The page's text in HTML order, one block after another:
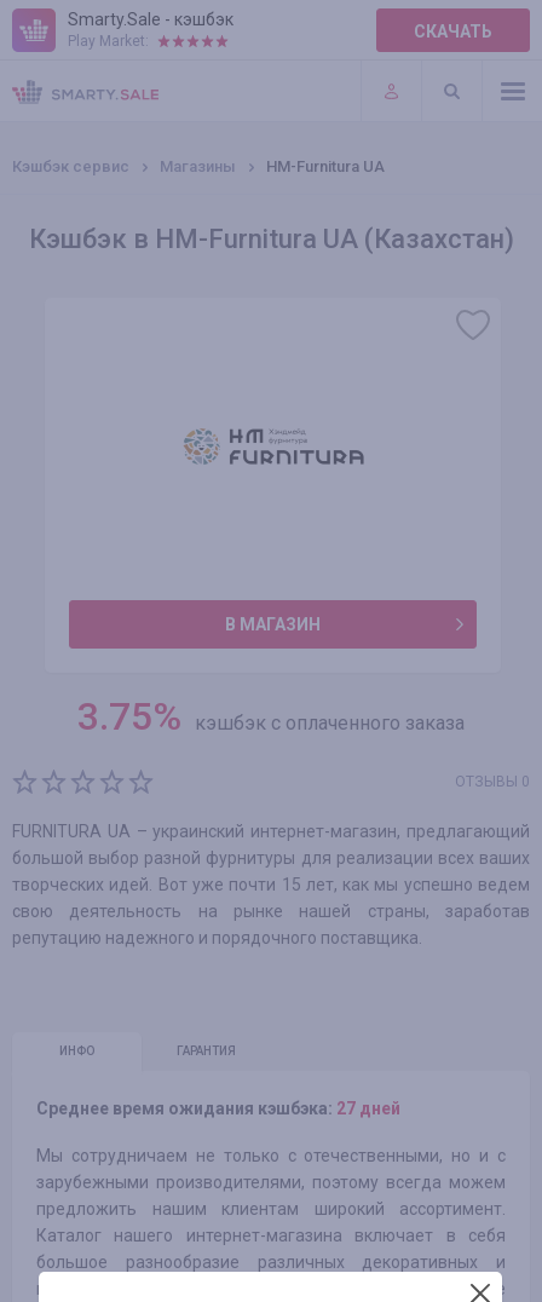
Smarty.Sale - кэшбэк
Play Market: СКАЧАТЬ
ПРАВИЛА
ПЛАГИНЫ
Кэшбэк сервис Магазины HM-Furnitura UA
Кэшбэк в HM-Furnitura UA (Казахстан)
В МАГАЗИН
3.75% кэшбэк с оплаченного заказа
ОТЗЫВЫ 0
FURNITURA UA – украинский интернет-магазин, предлагающий
большой выбор разной фурнитуры для реализации всех ваших
творческих идей. Вот уже почти 15 лет, как мы успешно ведем
свою деятельность на рынке нашей страны, заработав
репутацию надежного и порядочного поставщика.
ИНФО ГАРАНТИЯ
Среднее время ожидания кэшбэка: 27 дней
Мы сотрудничаем не только с отечественными, но и с
зарубежными производителями, поэтому всегда можем
предложить нашим клиентам широкий ассортимент.
Каталог нашего интернет-магазина включает в себя
большое разнообразие различных декоративных и
конструкторских решений, благодаря чему вы будете